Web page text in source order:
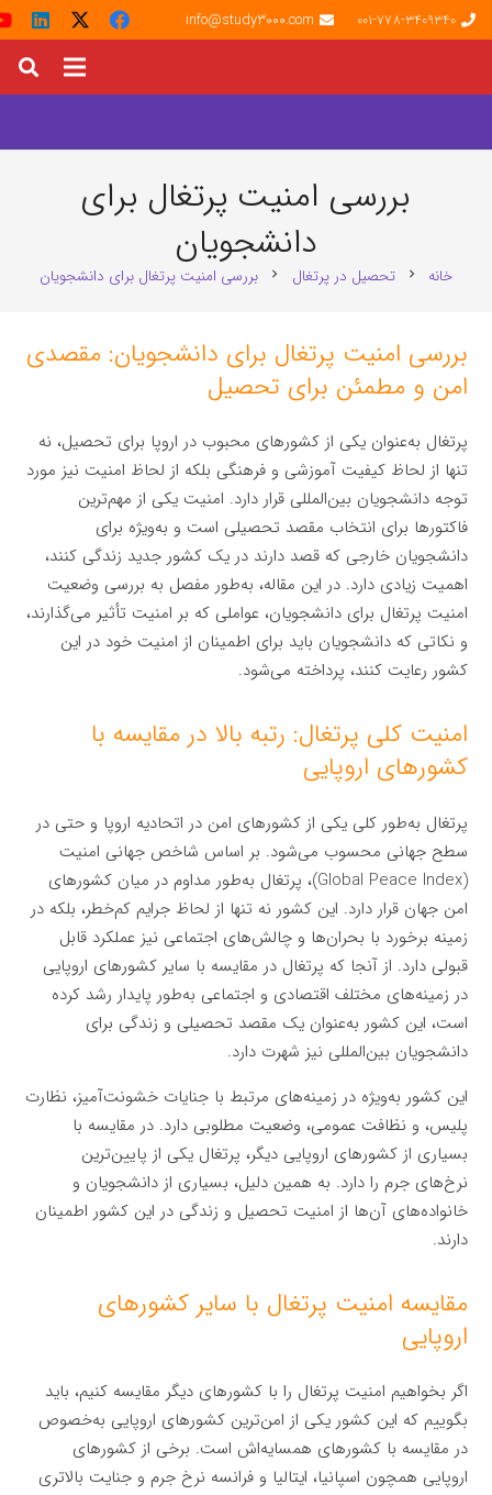
001-778-3409340
info@study3000.com
بررسی امنیت پرتغال برای
دانشجویان
خانه chevron_right تحصیل در پرتغال chevron_right بررسی امنیت پرتغال برای دانشجویان
بررسی امنیت پرتغال برای دانشجویان: مقصدی
امن و مطمئن برای تحصیل
پرتغال به‌عنوان یکی از کشورهای محبوب در اروپا برای تحصیل، نه
تنها از لحاظ کیفیت آموزشی و فرهنگی بلکه از لحاظ امنیت نیز مورد
توجه دانشجویان بین‌المللی قرار دارد. امنیت یکی از مهم‌ترین
فاکتورها برای انتخاب مقصد تحصیلی است و به‌ویژه برای
دانشجویان خارجی که قصد دارند در یک کشور جدید زندگی کنند،
اهمیت زیادی دارد. در این مقاله، به‌طور مفصل به بررسی وضعیت
امنیت پرتغال برای دانشجویان، عواملی که بر امنیت تأثیر می‌گذارند،
و نکاتی که دانشجویان باید برای اطمینان از امنیت خود در این
کشور رعایت کنند، پرداخته می‌شود.
امنیت کلی پرتغال: رتبه بالا در مقایسه با
کشورهای اروپایی
پرتغال به‌طور کلی یکی از کشورهای امن در اتحادیه اروپا و حتی در
سطح جهانی محسوب می‌شود. بر اساس شاخص جهانی امنیت
(Global Peace Index)، پرتغال به‌طور مداوم در میان کشورهای
امن جهان قرار دارد. این کشور نه تنها از لحاظ جرایم کم‌خطر، بلکه در
زمینه برخورد با بحران‌ها و چالش‌های اجتماعی نیز عملکرد قابل
قبولی دارد. از آنجا که پرتغال در مقایسه با سایر کشورهای اروپایی
در زمینه‌های مختلف اقتصادی و اجتماعی به‌طور پایدار رشد کرده
است، این کشور به‌عنوان یک مقصد تحصیلی و زندگی برای
دانشجویان بین‌المللی نیز شهرت دارد.
این کشور به‌ویژه در زمینه‌های مرتبط با جنایات خشونت‌آمیز، نظارت
پلیس، و نظافت عمومی، وضعیت مطلوبی دارد. در مقایسه با
بسیاری از کشورهای اروپایی دیگر، پرتغال یکی از پایین‌ترین
نرخ‌های جرم را دارد. به همین دلیل، بسیاری از دانشجویان و
خانواده‌های آن‌ها از امنیت تحصیل و زندگی در این کشور اطمینان
دارند.
مقایسه امنیت پرتغال با سایر کشورهای
اروپایی
اگر بخواهیم امنیت پرتغال را با کشورهای دیگر مقایسه کنیم، باید
بگوییم که این کشور یکی از امن‌ترین کشورهای اروپایی به‌خصوص
در مقایسه با کشورهای همسایه‌اش است. برخی از کشورهای
اروپایی همچون اسپانیا، ایتالیا و فرانسه نرخ جرم و جنایت بالاتری